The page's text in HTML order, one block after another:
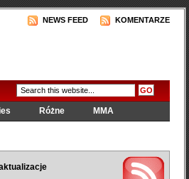
NEWS FEED KOMENTARZE
Różne
MMA